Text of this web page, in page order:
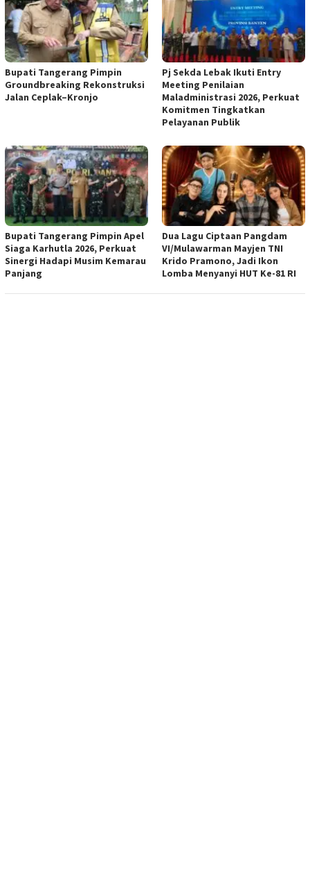
Bupati Tangerang Pimpin
Groundbreaking Rekonstruksi
Jalan Ceplak–Kronjo
Pj Sekda Lebak Ikuti Entry
Meeting Penilaian
Maladministrasi 2026, Perkuat
Komitmen Tingkatkan
Pelayanan Publik
Bupati Tangerang Pimpin Apel
Siaga Karhutla 2026, Perkuat
Sinergi Hadapi Musim Kemarau
Panjang
Dua Lagu Ciptaan Pangdam
VI/Mulawarman Mayjen TNI
Krido Pramono, Jadi Ikon
Lomba Menyanyi HUT Ke-81 RI